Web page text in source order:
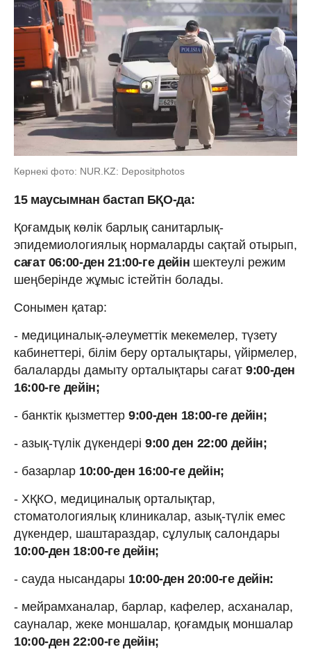
Көрнекі фото: NUR.KZ: Depositphotos
15 маусымнан бастап БҚО-да:
Қоғамдық көлік барлық санитарлық-
эпидемиологиялық нормаларды сақтай отырып,
сағат 06:00-ден 21:00-ге дейін шектеулі режим
шеңберінде жұмыс істейтін болады.
Сонымен қатар:
- медициналық-әлеуметтік мекемелер, түзету
кабинеттері, білім беру орталықтары, үйірмелер,
балаларды дамыту орталықтары сағат 9:00-ден
16:00-ге дейін;
- банктік қызметтер 9:00-ден 18:00-ге дейін;
- азық-түлік дүкендері 9:00 ден 22:00 дейін;
- базарлар 10:00-ден 16:00-ге дейін;
- ХҚКО, медициналық орталықтар,
стоматологиялық клиникалар, азық-түлік емес
дүкендер, шаштараздар, сұлулық салондары
10:00-ден 18:00-ге дейін;
- сауда нысандары 10:00-ден 20:00-ге дейін:
- мейрамханалар, барлар, кафелер, асханалар,
сауналар, жеке моншалар, қоғамдық моншалар
10:00-ден 22:00-ге дейін;